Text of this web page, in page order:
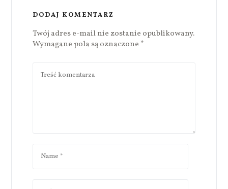
DODAJ KOMENTARZ
Twój adres e-mail nie zostanie opublikowany.
Wymagane pola są oznaczone *